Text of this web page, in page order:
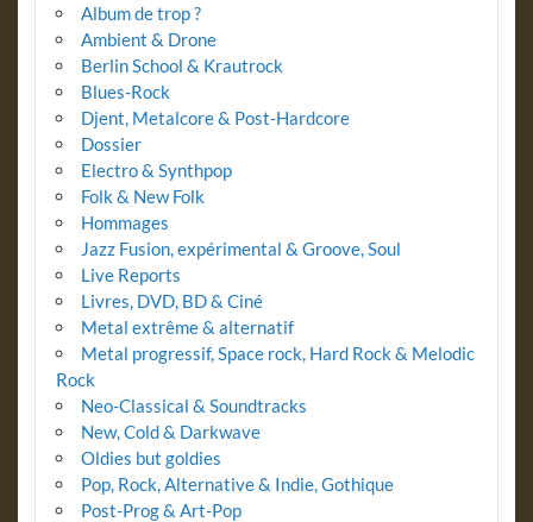
Album de trop ?
Ambient & Drone
Berlin School & Krautrock
Blues-Rock
Djent, Metalcore & Post-Hardcore
Dossier
Electro & Synthpop
Folk & New Folk
Hommages
Jazz Fusion, expérimental & Groove, Soul
Live Reports
Livres, DVD, BD & Ciné
Metal extrême & alternatif
Metal progressif, Space rock, Hard Rock & Melodic
Rock
Neo-Classical & Soundtracks
New, Cold & Darkwave
Oldies but goldies
Pop, Rock, Alternative & Indie, Gothique
Post-Prog & Art-Pop